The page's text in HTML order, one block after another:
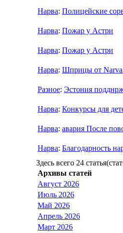
Нарва: Полицейские
Нарва: Пожар у Астри
Нарва: Пожар у Астри
Нарва: Шприцы от Narva
Разное: Эстония
Нарва: Конкурсы для
Нарва: авария После
Нарва: Благодарность
Здесь всего 24
Архивы статей
Август 2026
Июль 2026
Май 2026
Апрель 2026
Март 2026